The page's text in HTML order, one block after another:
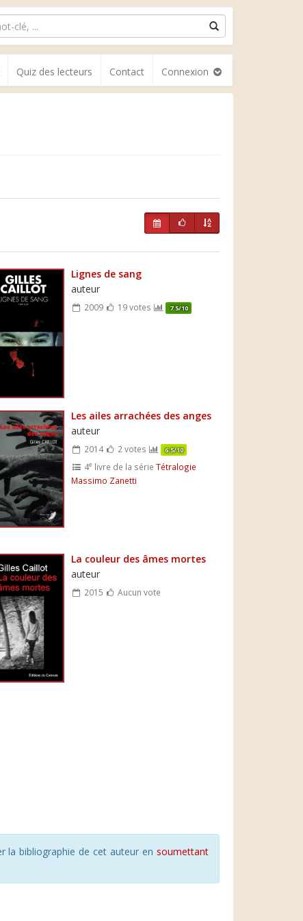
Quiz des lecteurs Contact Connexion
Lignes de sang
auteur
2009 19 votes 7.5/10
Les ailes arrachées des anges
auteur
2014 2 votes 6.5/10
4e livre de la série Tétralogie
Massimo Zanetti
La couleur des âmes mortes
auteur
2015 Aucun vote
la bibliographie de cet auteur en soumettant